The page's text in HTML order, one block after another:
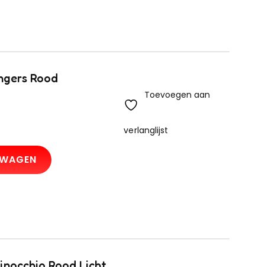
Rood
Toevoegen aan
verlanglijst